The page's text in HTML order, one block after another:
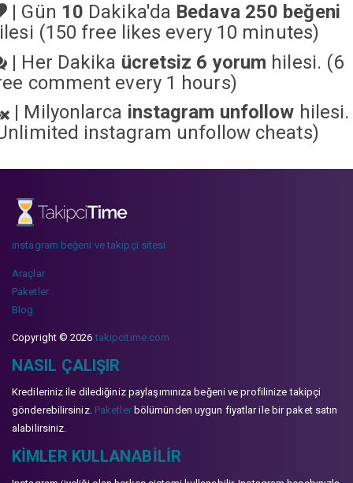
| Gün 10 Dakika'da Bedava 250 beğeni
(150 free likes every 10 minutes)
| Her Dakika ücretsiz 6 yorum hilesi. (6
comment every 1 hours)
| Milyonlarca instagram unfollow hilesi.
instagram unfollow cheats)
instagram beğeni ve takipçi sitesi
Araçlar
Paketler
Blog
Copyright © 2026takipcitime.com
NASIL ÇALIŞIR
Kredileriniz ile dilediğiniz paylaşımınıza beğeni ve profilinize takipçi
gönderebilirsiniz. Paketlerbölümünden uygun fiyatlar ile bir paket satın
alabilirsiniz.
KIMLER KULLANABILIR